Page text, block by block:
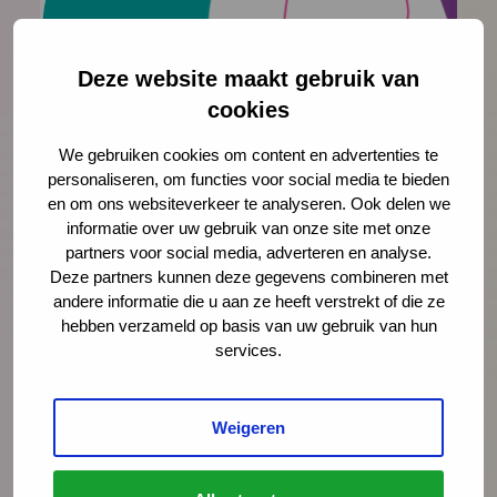
Deze website maakt gebruik van
cookies
We gebruiken cookies om content en advertenties te
personaliseren, om functies voor social media te bieden
en om ons websiteverkeer te analyseren. Ook delen we
informatie over uw gebruik van onze site met onze
partners voor social media, adverteren en analyse.
Deze partners kunnen deze gegevens combineren met
andere informatie die u aan ze heeft verstrekt of die ze
hebben verzameld op basis van uw gebruik van hun
services.
Weigeren
Wet- en regelgeving
De Registratiemodule voldoet aan alle
wet- en regelgeving:
AVG, regelt privacy van personen
behandelingsovereenkomst,
informed consent en
toestemmingen
Wpg, de JGZ, en daarmee ook de